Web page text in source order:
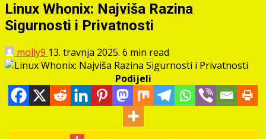
Linux Whonix: Najviša Razina
Sigurnosti i Privatnosti
molly9 13. travnja 2025. 6 min read
Podijeli